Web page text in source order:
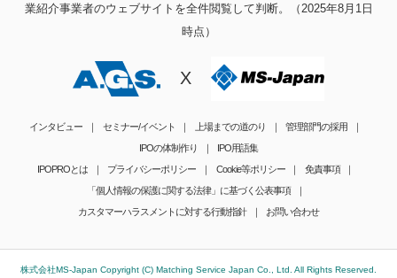
業紹介事業者のウェブサイトを全件閲覧して判断。（2025年8月1日
時点）
X
インタビュー セミナー/イベント 上場までの道のり
管理部門の採用
IPOの体制作り
IPO用語集
IPOPROとは
プライバシーポリシー Cookie等ポリシー
免責事項
「個人情報の保護に関する法律」に基づく公表事項
カスタマーハラスメントに対する行動指針
お問い合わせ
株式会社MS-Japan Copyright (C) Matching Service Japan Co., Ltd. All Rights Reserved.